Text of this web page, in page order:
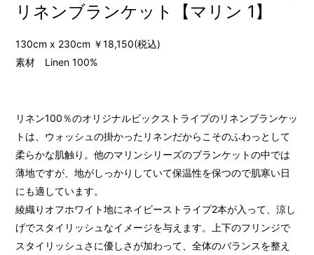
リネンブランケット【マリン 1】
130cm x 230cm ￥18,150(税込)
素材 Linen 100%
リネン100％のオリジナルビックストライプのリネンブランケッ
トは、ウォッシュの掛かったリネンだからこそのふわっとして
柔らかな肌触り。他のマリンシリーズのブランケットの中では
薄地ですが、地がしっかりしていて保温性を保つので肌寒い日
にも適しています。
綾織りオフホワイト地にネイビーストライプ2本が入って、涼し
げでスタイリッシュなイメージを与えます。上下のフリンジで
スタイリッシュさに優しさが加わって、全体のバランスを整え